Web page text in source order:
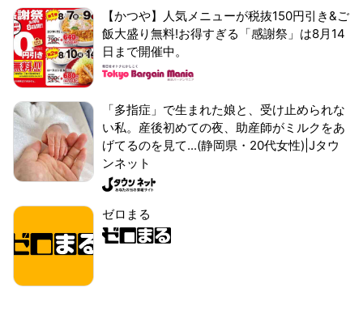
【かつや】人気メニューが税抜150円引き&ご
飯大盛り無料!お得すぎる「感謝祭」は8月14
日まで開催中。
「多指症」で生まれた娘と、受け止められな
い私。産後初めての夜、助産師がミルクをあ
げてるのを見て...(静岡県・20代女性)|Jタウ
ンネット
ゼロまる